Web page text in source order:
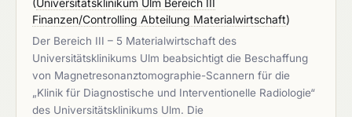
(Universitätsklinikum Ulm Bereich III
Finanzen/Controlling Abteilung Materialwirtschaft)
Der Bereich III – 5 Materialwirtschaft des
Universitätsklinikums Ulm beabsichtigt die Beschaffung
von Magnetresonanztomographie-Scannern für die
„Klinik für Diagnostische und Interventionelle Radiologie“
des Universitätsklinikums Ulm. Die